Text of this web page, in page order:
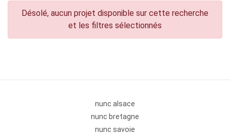
Désolé, aucun projet disponible sur cette recherche
et les filtres sélectionnés
nunc alsace
nunc bretagne
nunc savoie